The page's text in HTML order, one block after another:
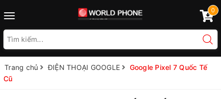
Toggle
0
Trang chủ ĐIỆN THOẠI GOOGLE
Google Pixel 7 Quốc Tế
Cũ